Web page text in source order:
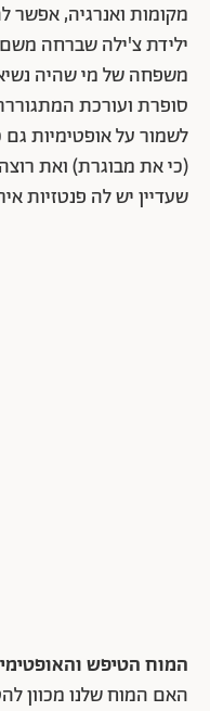
מקומות ואנרגיה, אפשר
ילידת צ'ילה שברחה
משפחה של מי שהיה נשיא
סופרת ועורכת
לשמור על אופטימיות
(כי את מבוגרת) ואת
שעדיין יש לה פנטזיות
המוח הטיפש והאופטימי
האם המוח שלנו מכוון